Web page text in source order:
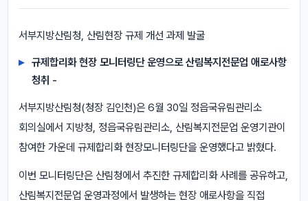
서부지방산림청, 산림현장 규제 개선 과제 발굴
규제합리화 현장 모니터링단 운영으로 산림복지전문업 애로사항
청취 -
서부지방산림청(청장 김인천)은 6월 30일 정읍국유림관리소
회의실에서 지방청, 정읍국유림관리소, 산림복지전문업 운영기관이
참여한 가운데 규제합리화 현장모니터링단을 운영했다고 밝혔다.
이번 모니터링단은 산림청에서 추진한 규제합리화 사례를 공유하고,
산림복지전문업 운영과정에서 발생하는 현장 애로사항을 직접